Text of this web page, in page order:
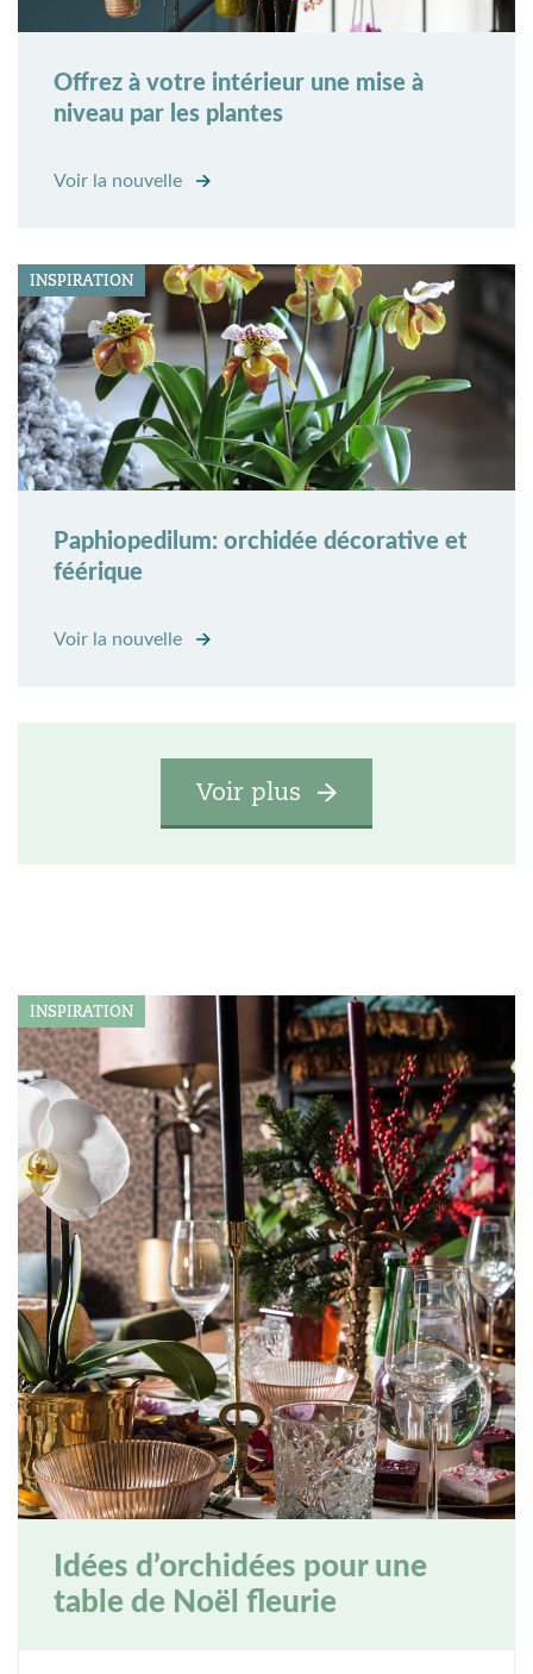
Offrez à votre intérieur une mise à
niveau par les plantes
Voir la nouvelle
INSPIRATION
Paphiopedilum: orchidée décorative et
féérique
Voir la nouvelle
Voir plus
INSPIRATION
Idées d’orchidées pour une
table de Noël fleurie